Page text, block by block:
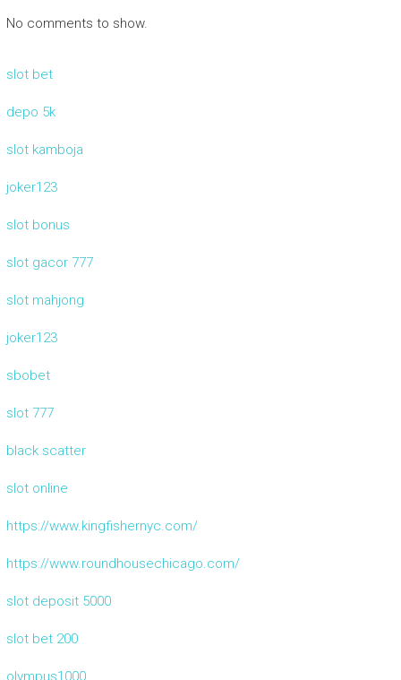
No comments to show.
slot bet
depo 5k
slot kamboja
joker123
slot bonus
slot gacor 777
slot mahjong
joker123
sbobet
slot 777
black scatter
slot online
https://www.kingfishernyc.com/
https://www.roundhousechicago.com/
slot deposit 5000
slot bet 200
olympus1000